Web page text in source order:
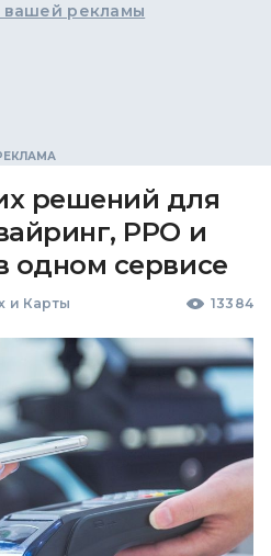
вашей рекламы
решений для
РРО и
одном сервисе
и Карты 13384